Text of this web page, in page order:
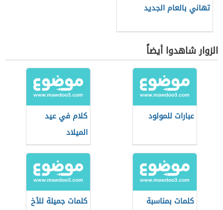
تهاني بالعام الجديد
الزوار شاهدوا أيضاً
عبارات للمولود
كلام في عيد
الميلاد
كلمات بمناسبة
كلمات جميلة للأخ